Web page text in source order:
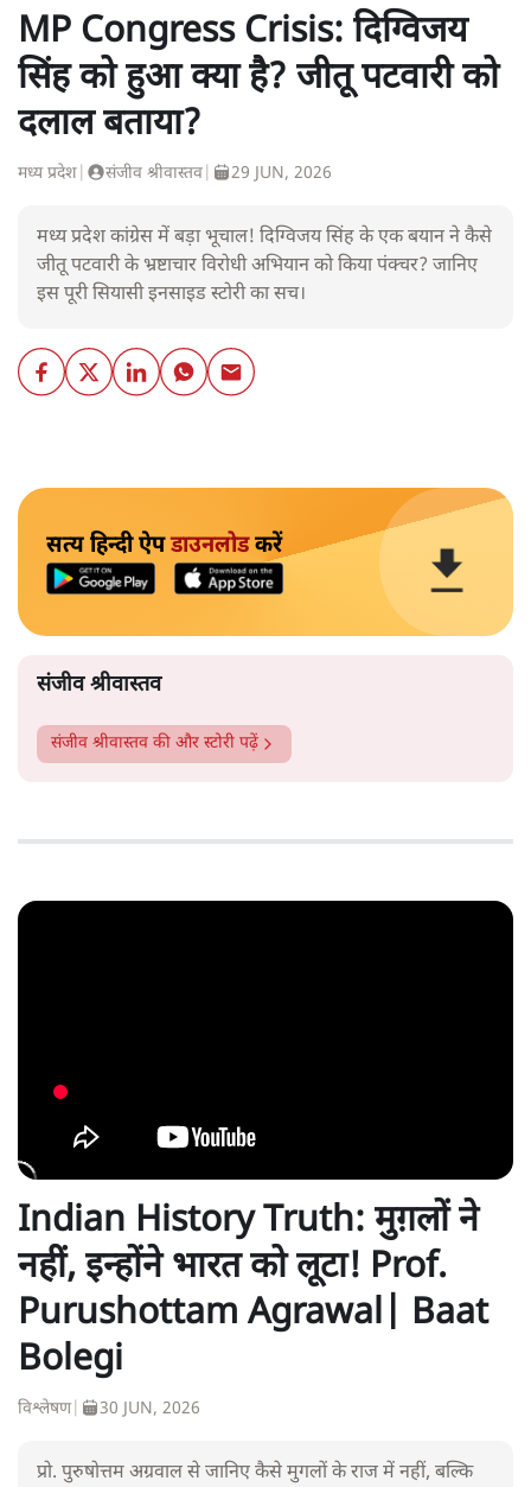
MP Congress Crisis: दिग्विजय
सिंह को हुआ क्या है? जीतू पटवारी को
दलाल बताया?
मध्य प्रदेश संजीव श्रीवास्तव 29 JUN, 2026
मध्य प्रदेश कांग्रेस में बड़ा भूचाल! दिग्विजय सिंह के एक बयान ने कैसे
जीतू पटवारी के भ्रष्टाचार विरोधी अभियान को किया पंक्चर? जानिए
इस पूरी सियासी इनसाइड स्टोरी का सच।
सत्य हिन्दी ऐपडाउनलोडकरें
संजीव श्रीवास्तव
संजीव श्रीवास्तव की और स्टोरी पढ़ें
Indian History Truth: मुग़लों ने
नहीं, इन्होंने भारत को लूटा! Prof.
Purushottam Agrawal| Baat
Bolegi
विश्लेषण| 30 JUN, 2026
प्रो. पुरुषोत्तम अग्रवाल से जानिए कैसे मुगलों के राज में नहीं, बल्कि